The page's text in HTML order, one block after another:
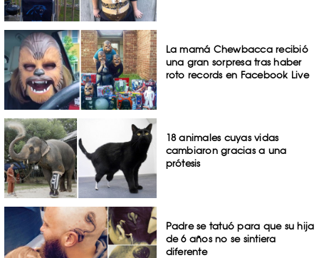
La mamá Chewbacca recibió
una gran sorpresa tras haber
roto records en Facebook Live
18 animales cuyas vidas
cambiaron gracias a una
prótesis
Padre se tatuó para que su hija
de 6 años no se sintiera
diferente